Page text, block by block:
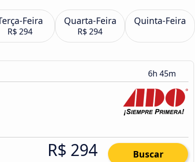
Feira
R$ 294
Quarta-Feira
R$ 294
Quinta-Feira
6h 45m
R$ 294 Buscar